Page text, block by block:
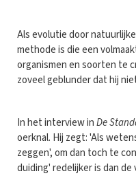
Als evolutie door
methode is die een
organismen en soorten te
zoveel geblunder dat hij
In het interview inDe
oerknal. Hij zegt: 'Als
zeggen', om dan toch te
duiding' redelijker is dan